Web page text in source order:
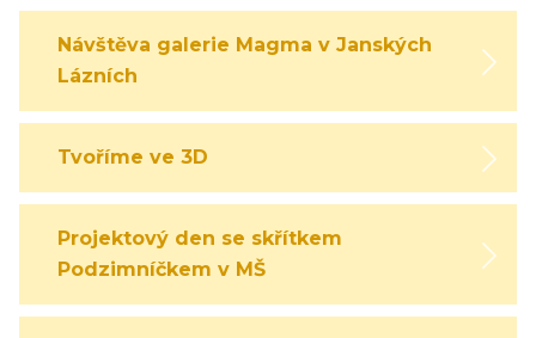
Návštěva galerie Magma v Janských
Lázních
Tvoříme ve 3D
Projektový den se skřítkem
Podzimníčkem v MŠ